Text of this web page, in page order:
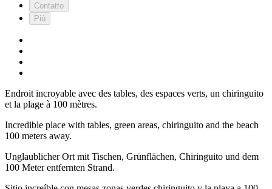
Contatto
Più
Endroit incroyable avec des tables, des espaces verts, un chiringuito
et la plage à 100 mètres.
Incredible place with tables, green areas, chiringuito and the beach
100 meters away.
Unglaublicher Ort mit Tischen, Grünflächen, Chiringuito und dem
100 Meter entfernten Strand.